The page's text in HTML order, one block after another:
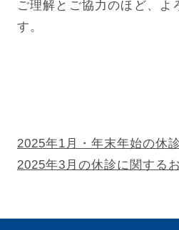
ご理解とご協力のほど、よ
す。
の
の
2025年1月・年末年始の休
2025年3月の休診に関する